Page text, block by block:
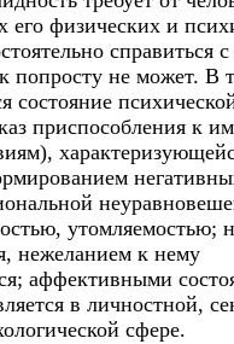
его физических и
справиться с
попросту не может. В
состояние
приспособления к
утомляемостью;
нежеланием к нему
аффективными
в личностной,
сфере.